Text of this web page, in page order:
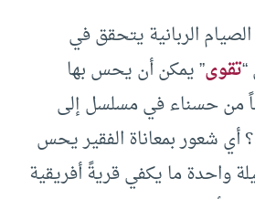
الربانية يتحقق في
تقوى” يمكن أن يحس بها
حسناء في مسلسل إلى
شعور بمعاناة الفقير يحس
واحدة ما يكفي قريةً أفريقية